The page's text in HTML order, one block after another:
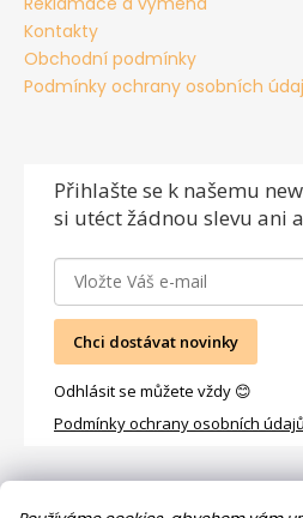
Kontakty
Obchodní podmínky
Podmínky ochrany osobních
Přihlašte se k našemu
si utéct žádnou slevu ani
Chci dostávat novinky
Odhlásit se můžete vždy 😊
Podmínky ochrany osobních údajů
Facebook